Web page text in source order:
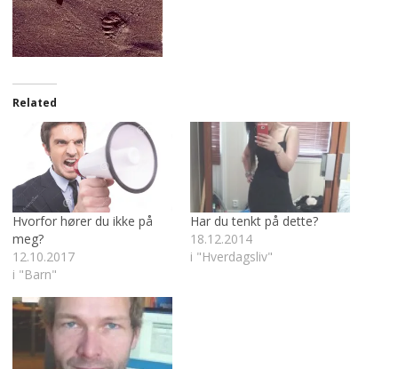
Related
Hvorfor hører du ikke på
meg?
12.10.2017
i "Barn"
Har du tenkt på dette?
18.12.2014
i "Hverdagsliv"